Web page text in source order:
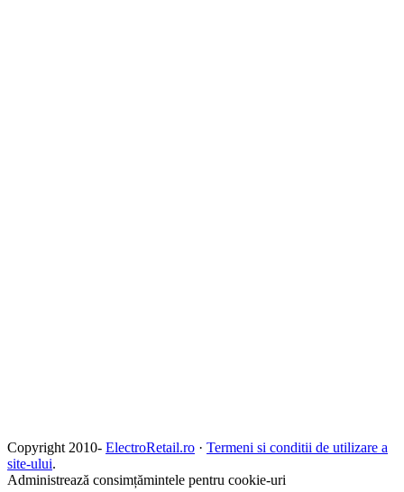
Copyright 2010- ElectroRetail.ro · Termeni si conditii de utilizare a
site-ului.
Administrează consimțămintele pentru cookie-uri